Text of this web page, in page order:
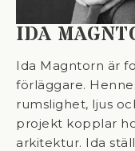
IDA
Ida Magntorn är
förläggare.
rumslighet, ljus
projekt kopplar
arkitektur. Ida